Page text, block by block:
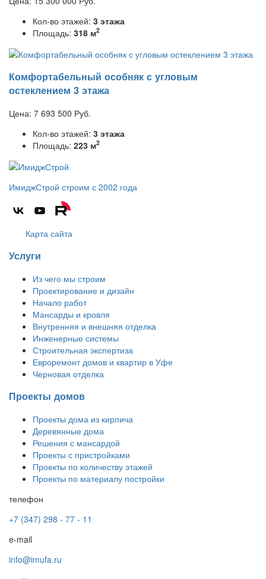
Кол-во этажей: 3 этажа
Площадь: 318 м2
Комфортабельный особняк с угловым
остеклением 3 этажа
Цена: 7 693 500 Руб.
Кол-во этажей: 3 этажа
Площадь: 223 м2
ИмиджСтрой строим с 2002 года
Карта сайта
Услуги
Из чего мы строим
Проектирование и дизайн
Начало работ
Мансарды и кровля
Внутренняя и внешняя отделка
Инженерные системы
Строительная экспертиза
Евроремонт домов и квартир в Уфе
Черновая отделка
Проекты домов
Проекты дома из кирпича
Деревянные дома
Решения с мансардой
Проекты с пристройками
Проекты по количеству этажей
Проекты по материалу постройки
телефон
+7 (347) 298 - 77 - 11
e-mail
info@imufa.ru